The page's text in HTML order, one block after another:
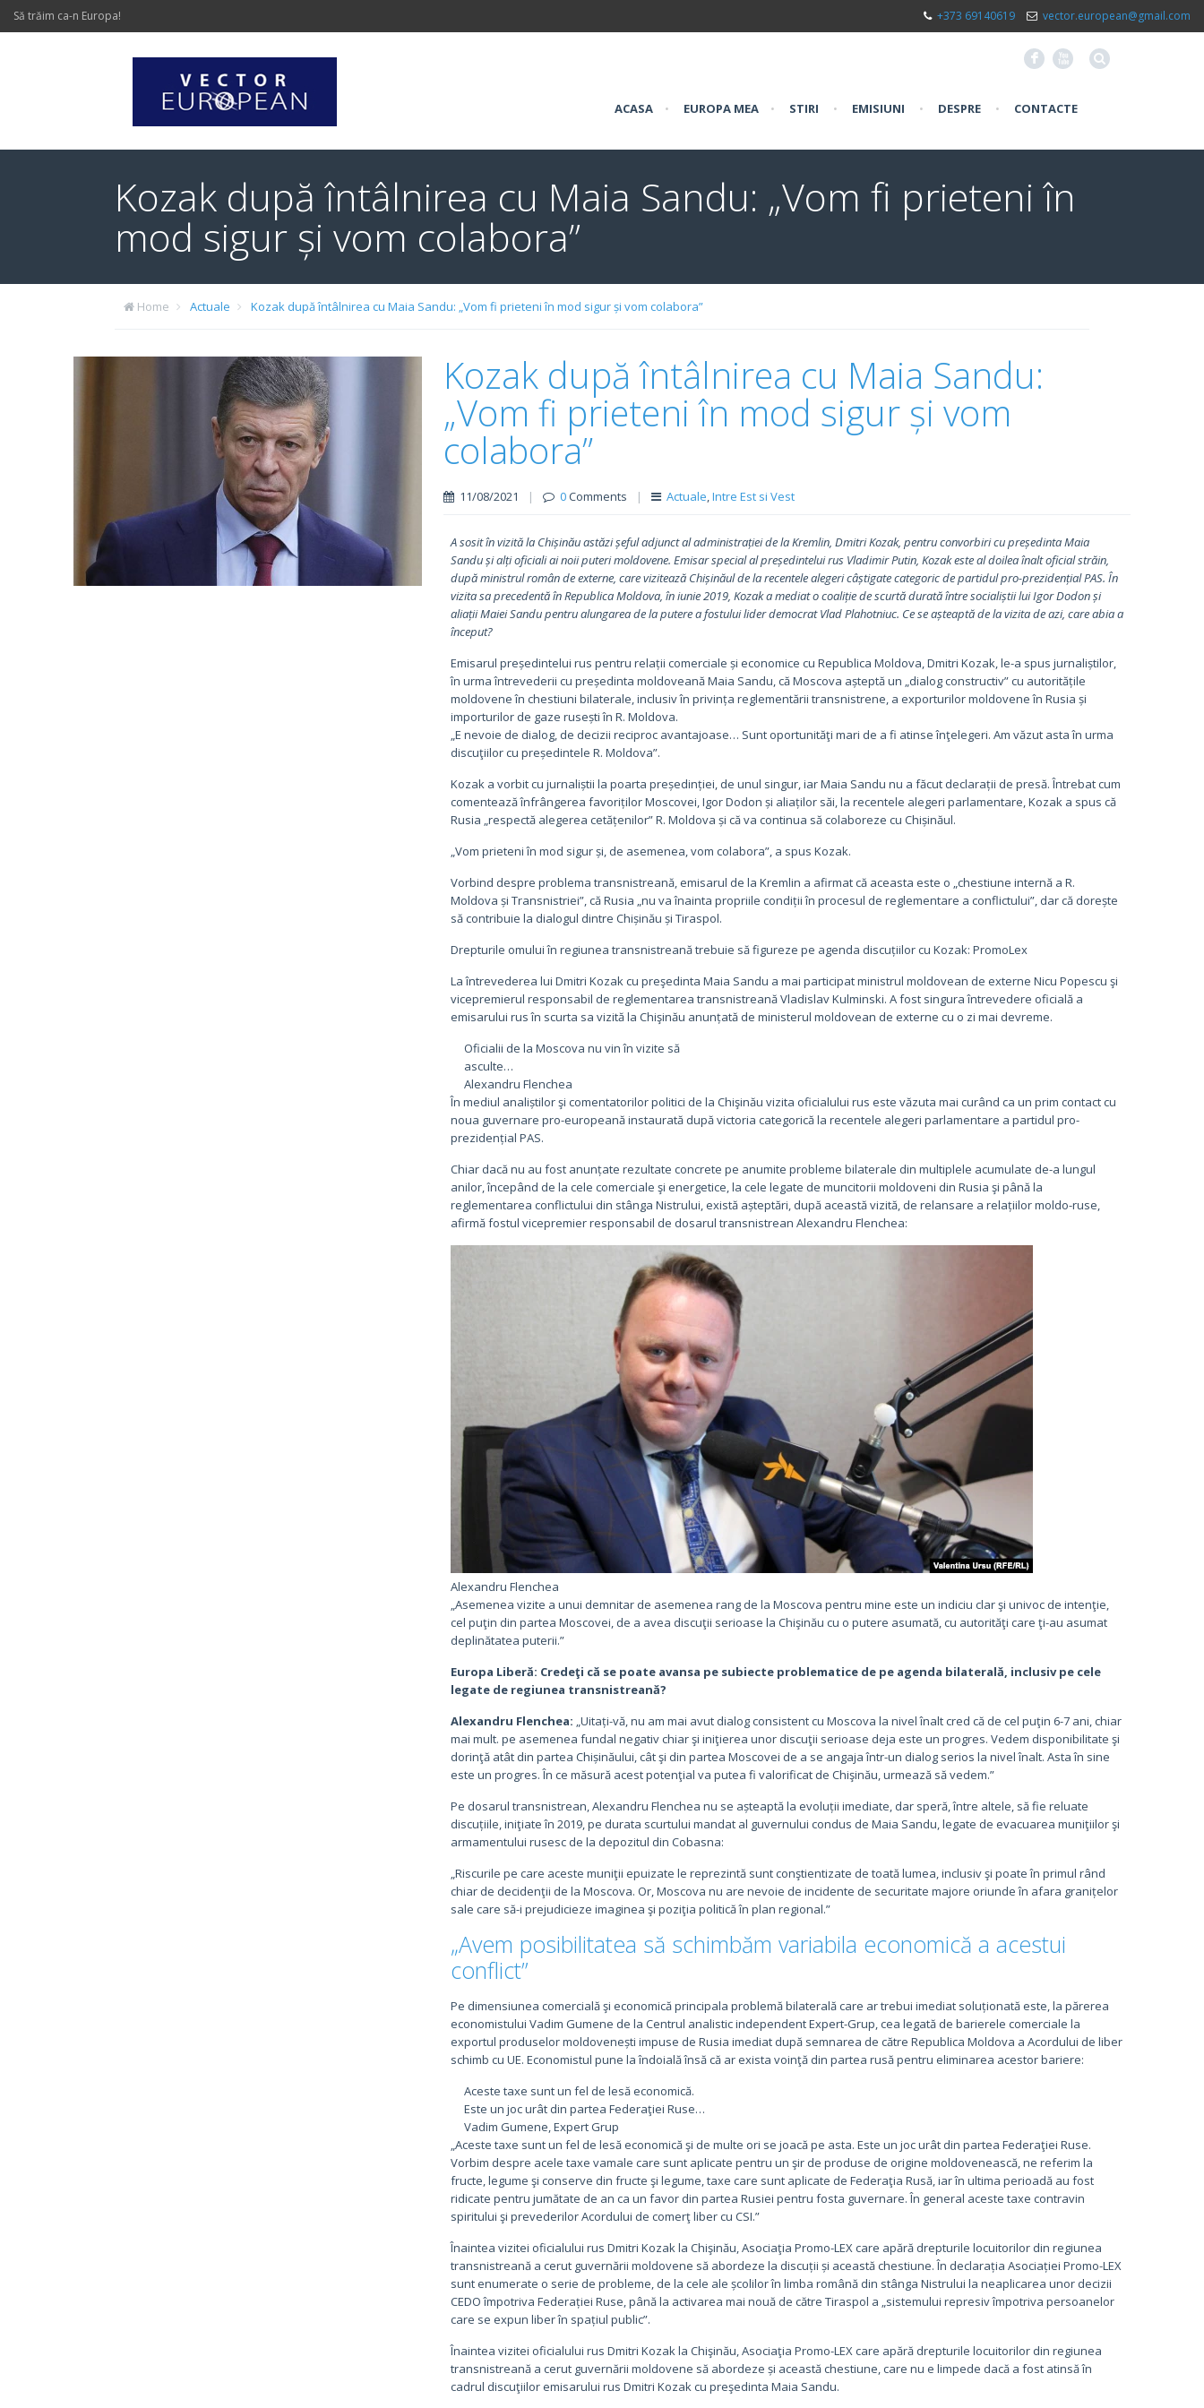
Să trăim ca-n Europa! +373 69140619 vector.european@gmail.com
F X
ACASA • EUROPA MEA • STIRI • EMISIUNI • DESPRE • CONTACTE
Kozak după întâlnirea cu Maia Sandu: „Vom fi prieteni în
mod sigur și vom colabora”
Home Actuale Kozak după întâlnirea cu Maia Sandu: „Vom fi prieteni în mod sigur și vom colabora”
Kozak după întâlnirea cu Maia Sandu:
„Vom fi prieteni în mod sigur și vom
colabora”
11/08/2021 | 0Comments | Actuale,Intre Est si Vest
A sosit în vizită la Chișinău astăzi șeful adjunct al administrației de la Kremlin, Dmitri Kozak, pentru convorbiri cu președinta Maia
Sandu și alți oficiali ai noii puteri moldovene. Emisar special al președintelui rus Vladimir Putin, Kozak este al doilea înalt oficial străin,
după ministrul român de externe, care vizitează Chișinăulde la recentele alegeri câștigate categoric de partidul pro-prezidențial PAS. În
vizita sa precedentă în Republica Moldova, în iunie 2019, Kozak a mediat o coaliție de scurtă durată între socialiștii lui Igor Dodon și
aliații Maiei Sandu pentru alungarea de la putere a fostului lider democrat Vlad Plahotniuc. Ce se așteaptă de la vizita de azi, care abia a
început?
Emisarul președintelui rus pentru relații comerciale și economice cu Republica Moldova, Dmitri Kozak, le-a spus jurnaliștilor,
în urma întrevederii cu președinta moldoveană Maia Sandu, că Moscova așteptă un „dialog constructiv” cu autoritățile
moldovene în chestiuni bilaterale, inclusiv în privința reglementării transnistrene, a exporturilor moldovene în Rusia și
importurilor de gaze rusești în R. Moldova.
„E nevoie de dialog, de decizii reciproc avantajoase… Sunt oportunităţi mari de a fi atinse înţelegeri. Am văzut asta în urma
discuţiilor cu președintele R. Moldova”.
Kozak a vorbit cu jurnaliștii la poarta președinției, de unul singur, iar Maia Sandu nu a făcut declarații de presă. Întrebat cum
comentează înfrângerea favoriților Moscovei, Igor Dodon și aliaților săi, la recentele alegeri parlamentare, Kozak a spus că
Rusia „respectă alegerea cetățenilor” R. Moldova și că va continua să colaboreze cu Chișinăul.
„Vom prieteni în mod sigur și, de asemenea, vom colabora”, a spus Kozak.
Vorbind despre problema transnistreană, emisarul de la Kremlin a afirmat că aceasta este o „chestiune internă a R.
Moldova și Transnistriei”, că Rusia „nu va înainta propriile condiții în procesul de reglementare a conflictului”, dar că dorește
să contribuie la dialogul dintre Chișinău și Tiraspol.
Drepturile omului în regiunea transnistreană trebuie să figureze pe agenda discuțiilor cu Kozak: PromoLex
La întrevederea lui Dmitri Kozak cu preşedinta Maia Sandu a mai participat ministrul moldovean de externe Nicu Popescu şi
vicepremierul responsabil de reglementarea transnistreană Vladislav Kulminski. A fost singura întrevedere oficială a
emisarului rus în scurta sa vizită la Chişinău anunțată de ministerul moldovean de externe cu o zi mai devreme.
Oficialii de la Moscova nu vin în vizite să
asculte…
Alexandru Flenchea
În mediul analiștilor şi comentatorilor politici de la Chişinău vizita oficialului rus este văzuta mai curând ca un prim contact cu
noua guvernare pro-europeană instaurată după victoria categorică la recentele alegeri parlamentare a partidul pro-
prezidențial PAS.
Chiar dacă nu au fost anunțate rezultate concrete pe anumite probleme bilaterale din multiplele acumulate de-a lungul
anilor, începând de la cele comerciale şi energetice, la cele legate de muncitorii moldoveni din Rusia şi până la
reglementarea conflictului din stânga Nistrului, există așteptări, după această vizită, de relansare a relațiilor moldo-ruse,
afirmă fostul vicepremier responsabil de dosarul transnistrean Alexandru Flenchea:
Alexandru Flenchea
„Asemenea vizite a unui demnitar de asemenea rang de la Moscova pentru mine este un indiciu clar şi univoc de intenţie,
cel puţin din partea Moscovei, de a avea discuţii serioase la Chişinău cu o putere asumată, cu autorităţi care ţi-au asumat
deplinătatea puterii.”
Europa Liberă: Credeţi că se poate avansa pe subiecte problematice de pe agenda bilaterală, inclusiv pe cele
legate de regiunea transnistreană?
Alexandru Flenchea: „Uitați-vă, nu am mai avut dialog consistent cu Moscova la nivel înalt cred că de cel puţin 6-7 ani, chiar
mai mult. pe asemenea fundal negativ chiar şi iniţierea unor discuţii serioase deja este un progres. Vedem disponibilitate şi
dorinţă atât din partea Chișinăului, cât şi din partea Moscovei de a se angaja într-un dialog serios la nivel înalt. Asta în sine
este un progres. În ce măsură acest potenţial va putea fi valorificat de Chişinău, urmează să vedem.”
Pe dosarul transnistrean, Alexandru Flenchea nu se așteaptă la evoluții imediate, dar speră, între altele, să fie reluate
discuțiile, iniţiate în 2019, pe durata scurtului mandat al guvernului condus de Maia Sandu, legate de evacuarea muniţiilor şi
armamentului rusesc de la depozitul din Cobasna:
„Riscurile pe care aceste muniţii epuizate le reprezintă sunt conştientizate de toată lumea, inclusiv şi poate în primul rând
chiar de decidenţii de la Moscova. Or, Moscova nu are nevoie de incidente de securitate majore oriunde în afara granițelor
sale care să-i prejudicieze imaginea şi poziţia politică în plan regional.”
„Avem posibilitatea să schimbăm variabila economică a acestui
conflict”
Pe dimensiunea comercială şi economică principala problemă bilaterală care ar trebui imediat soluționată este, la părerea
economistului Vadim Gumene de la Centrul analistic independent Expert-Grup, cea legată de barierele comerciale la
exportul produselor moldovenești impuse de Rusia imediat după semnarea de către Republica Moldova a Acordului de liber
schimb cu UE. Economistul pune la îndoială însă că ar exista voinţă din partea rusă pentru eliminarea acestor bariere:
Aceste taxe sunt un fel de lesă economică.
Este un joc urât din partea Federaţiei Ruse…
Vadim Gumene, Expert Grup
„Aceste taxe sunt un fel de lesă economică şi de multe ori se joacă pe asta. Este un joc urât din partea Federaţiei Ruse.
Vorbim despre acele taxe vamale care sunt aplicate pentru un şir de produse de origine moldovenească, ne referim la
fructe, legume şi conserve din fructe şi legume, taxe care sunt aplicate de Federaţia Rusă, iar în ultima perioadă au fost
ridicate pentru jumătate de an ca un favor din partea Rusiei pentru fosta guvernare. În general aceste taxe contravin
spiritului şi prevederilor Acordului de comerţ liber cu CSI.”
Înaintea vizitei oficialului rus Dmitri Kozak la Chişinău, Asociaţia Promo-LEX care apără drepturile locuitorilor din regiunea
transnistreană a cerut guvernării moldovene să abordeze la discuții și această chestiune. În declarația Asociației Promo-LEX
sunt enumerate o serie de probleme, de la cele ale școlilor în limba română din stânga Nistrului la neaplicarea unor decizii
CEDO împotriva Federației Ruse, până la activarea mai nouă de către Tiraspol a „sistemului represiv împotriva persoanelor
care se expun liber în spațiul public”.
Înaintea vizitei oficialului rus Dmitri Kozak la Chişinău, Asociaţia Promo-LEX care apără drepturile locuitorilor din regiunea
transnistreană a cerut guvernării moldovene să abordeze și această chestiune, care nu e limpede dacă a fost atinsă în
cadrul discuţiilor emisarului rus Dmitri Kozak cu preşedinta Maia Sandu.